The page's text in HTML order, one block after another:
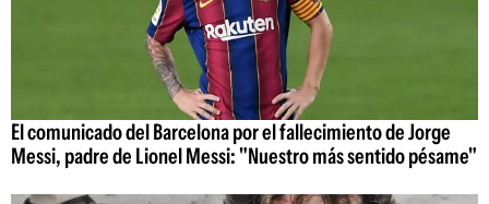
El comunicado del Barcelona por el fallecimiento de Jorge
Messi, padre de Lionel Messi: "Nuestro más sentido pésame"